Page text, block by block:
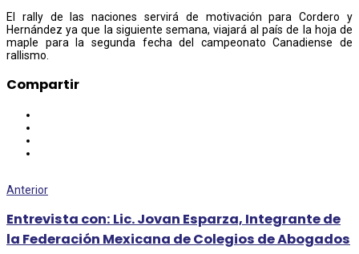
El rally de las naciones servirá de motivación para Cordero y
Hernández ya que la siguiente semana, viajará al país de la hoja de
maple para la segunda fecha del campeonato Canadiense de
rallismo.
Compartir
Anterior
Entrevista con: Lic. Jovan Esparza, Integrante de
la Federación Mexicana de Colegios de Abogados